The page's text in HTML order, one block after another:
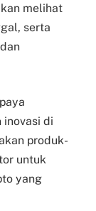
melihat
serta
di
produk-
untuk
yang